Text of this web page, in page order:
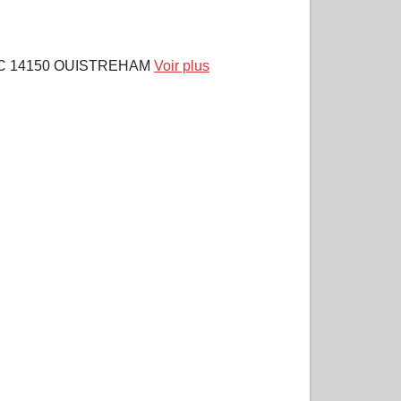
14150 OUISTREHAM Voir plus